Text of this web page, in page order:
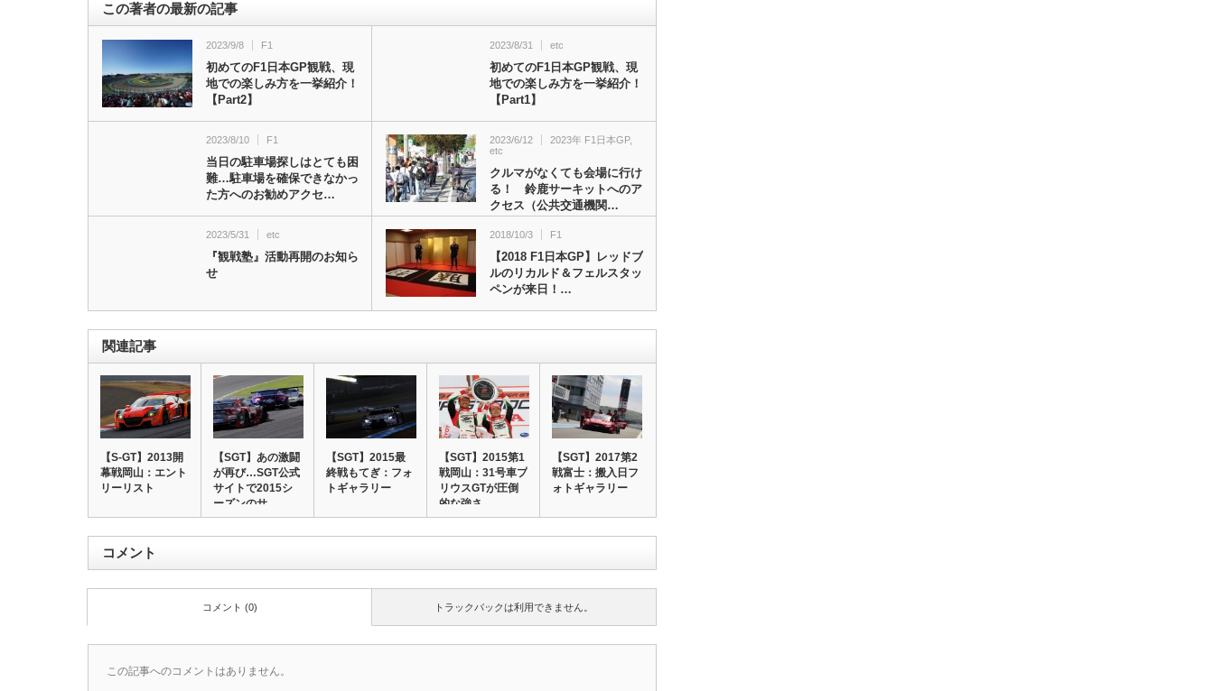
この著者の最新の記事
2023/9/8 F1
初めてのF1日本GP観戦、現
地での楽しみ方を一挙紹介！
【Part2】
2023/8/31 etc
初めてのF1日本GP観戦、現
地での楽しみ方を一挙紹介！
【Part1】
2023/8/10 F1
当日の駐車場探しはとても困
難…駐車場を確保できなかっ
た方へのお勧めアクセ…
2023/6/12 2023年 F1日本GP,
etc
クルマがなくても会場に行け
る！ 鈴鹿サーキットへのア
クセス（公共交通機関…
2023/5/31 etc
『観戦塾』活動再開のお知ら
せ
2018/10/3 F1
【2018 F1日本GP】レッドブ
ルのリカルド＆フェルスタッ
ペンが来日！…
関連記事
【S-GT】2013開
幕戦岡山：エント
リーリスト
【SGT】あの激闘
が再び…SGT公式
サイトで2015シ
ーズンのサ…
【SGT】2015最
終戦もてぎ：フォ
トギャラリー
【SGT】2015第1
戦岡山：31号車プ
リウスGTが圧倒
的な強さ…
【SGT】2017第2
戦富士：搬入日フ
ォトギャラリー
コメント
トラックバックは利用できません。
コメント (0)
この記事へのコメントはありません。